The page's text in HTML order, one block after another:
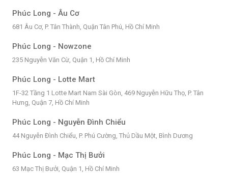
Phúc Long - Âu Cơ
681 Âu Cơ, P. Tân Thành, Quận Tân Phú, Hồ Chí Minh
Phúc Long - Nowzone
235 Nguyễn Văn Cừ, Quận 1, Hồ Chí Minh
Phúc Long - Lotte Mart
1F-32 Tầng 1 Lotte Mart Nam Sài Gòn, 469 Nguyễn Hữu Thọ, P. Tân
Hưng, Quận 7, Hồ Chí Minh
Phúc Long - Nguyễn Đình Chiểu
44 Nguyễn Đình Chiểu, P. Phú Cường, Thủ Dầu Một, Bình Dương
Phúc Long - Mạc Thị Bưởi
63 Mạc Thị Bưởi, Quận 1, Hồ Chí Minh